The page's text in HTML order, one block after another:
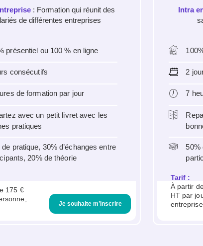
: Formation qui réunit des
de différentes entreprises
présentiel ou 100 % en ligne
consécutifs
de formation par jour
avec un petit livret avec les
pratiques
de pratique, 30% d’échanges entre
20% de théorie
Je souhaite m’inscrire
175 €
Intra
2
7
50%
Tarif :
À partir
HT par
entreprise